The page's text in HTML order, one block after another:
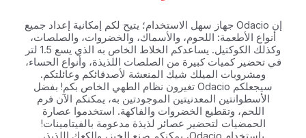
إن Odacio جهاز سهل الاستخدام؛ يتيح لكم إمكانية إعداد جميع
أنواع الأطعمة: اللحوم، والأسماك، والخضروات، والصلصات،
وكذلك الكوكتيل. يساعدكم الخلاط الخاص به الذي يسع 1.5 لتر
في تحضير كميات كبيرة من الصلصات اللذيذة، وأنواع الحساء،
ومشروبات الميلك شيك المنعشة لأصدقائكم وعائلتكم.
سيجعلكم Odacio تغيرون نظام الطهي الخاص بكم! بفضل
الأسطوانتين المعدنيتين الموجودتين به، يمكنكم الآن فرم
اللحم، وتقطيع الخضروات والفاكهة. استخدموا عصارة
الحمضيات لتحضير عصائر لذيذة مدعومة بالفيتامينات!
باستخدام Odacio، يمكنكم صنع الخبز، والكعك اللذيذ،